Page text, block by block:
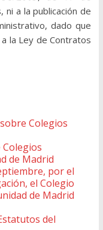
ni a la publicación de
dado que
la Ley de Contratos
Colegios
Colegios
de Madrid
por el
el Colegio
de Madrid
del